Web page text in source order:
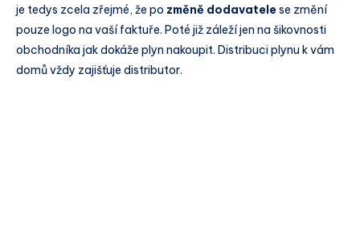
je tedys zcela zřejmé, že po změně dodavatelese změní
pouze logo na vaší faktuře. Poté již záleží jen na šikovnosti
obchodníka jak dokáže plyn nakoupit. Distribuci plynu k vám
domů vždy zajišťuje distributor.